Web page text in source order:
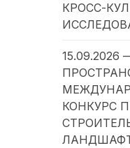
КРОСС-
КОНКУРС